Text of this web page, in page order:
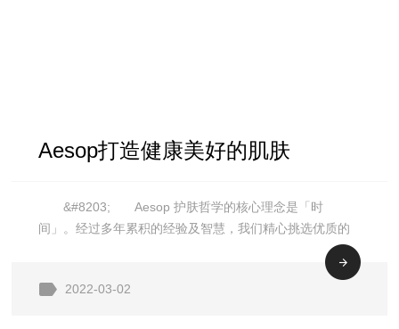
Aesop打造健康美好的肌肤
&#8203; Aesop 护肤哲学的核心理念是「时
间」。经过多年累积的经验及智慧，我们精心挑选优质的
成分，以尊重的心态来研发每一款产品。 一直以来，
Aesop 秉持着深思熟虑的创新精神、对肌肤保养哲学的深
入理解以及
2022-03-02